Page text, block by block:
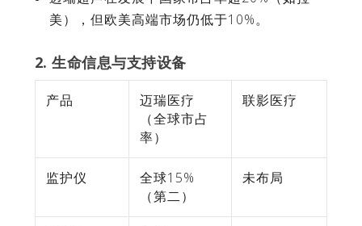
美），但欧美高端市场仍低于10%。
2. 生命信息与支持设备
产品
迈瑞医疗
（全球市占
率）
联影医疗
监护仪
全球15%
（第二）
未布局